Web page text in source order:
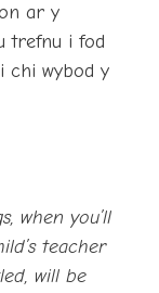
ar y
trefnu i fod
chi wybod y
when you’ll
teacher
will be